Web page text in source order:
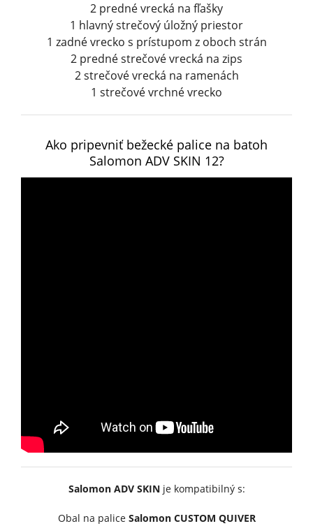
2 predné vrecká na fľašky
1 hlavný strečový úložný priestor
1 zadné vrecko s prístupom z oboch strán
2 predné strečové vrecká na zips
2 strečové vrecká na ramenách
1 strečové vrchné vrecko
Ako pripevniť bežecké palice na batoh
Salomon ADV SKIN 12?
Salomon ADV SKINje kompatibilný s:
Obal na palice Salomon CUSTOM QUIVER